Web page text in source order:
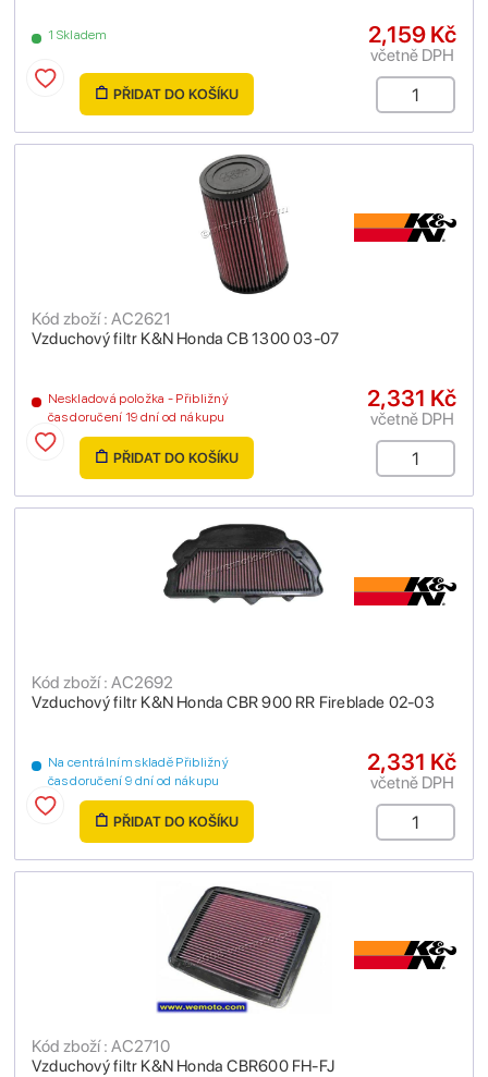
1 Skladem 2,159 Kč
včetně DPH
PŘIDAT DO KOŠÍKU
Vzduchový filtr K&N Honda CB 1300 03-07
Kód zboží : AC2621
Neskladová položka - Přibližný
čas doručení 19 dní od nákupu
2,331 Kč
včetně DPH
PŘIDAT DO KOŠÍKU
Vzduchový filtr K&N Honda CBR 900 RR Fireblade 02-03
Kód zboží : AC2692
Na centrálním skladě Přibližný
čas doručení 9 dní od nákupu
2,331 Kč
včetně DPH
PŘIDAT DO KOŠÍKU
Vzduchový filtr K&N Honda CBR600 FH-FJ
Kód zboží : AC2710